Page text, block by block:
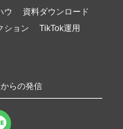
ウ
資料ダウンロード
ション
TikTok運用
らの発信